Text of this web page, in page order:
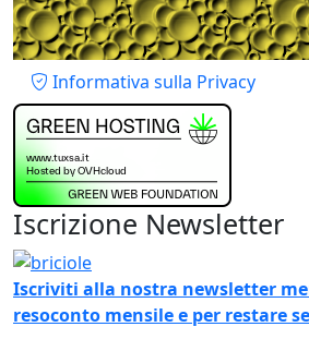
Piè di pagina
Informativa sulla Privacy
Iscrizione Newsletter
Immagine
Iscriviti alla nostra newsletter
resoconto mensile e per restare